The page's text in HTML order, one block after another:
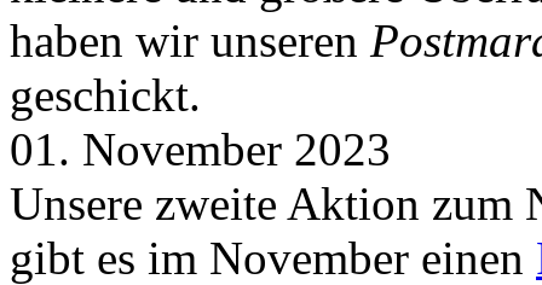
haben wir unseren
geschickt.
01. November 2023
Unsere zweite Aktion zum
gibt es im November einen